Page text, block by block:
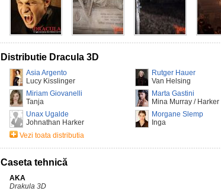
Distributie Dracula 3D
Asia Argento
Lucy Kisslinger
Rutger Hauer
Van Helsing
Miriam Giovanelli
Tanja
Marta Gastini
Mina Murray / Harker
Unax Ugalde
Johnathan Harker
Morgane Slemp
Inga
Vezi toata distributia
Caseta tehnică
AKA
Drakula 3D